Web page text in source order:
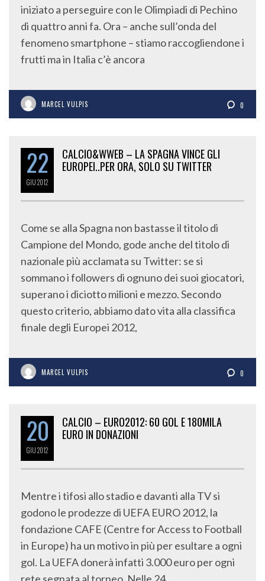
iniziato a perseguire con le Olimpiadi di Pechino
di quattro anni fa. Ora – anche sull’onda del
fenomeno smartphone – stiamo raccogliendone i
frutti ma in Italia c’è ancora
MARCEL VULPIS 0
22
GIU2012
CALCIO&WWEB – LA SPAGNA VINCE GLI
EUROPEI..PER ORA, SOLO SU TWITTER
Come se alla Spagna non bastasse il titolo di
Campione del Mondo, gode anche del titolo di
nazionale più acclamata su Twitter: se si
sommano i followers di ognuno dei suoi giocatori,
superano i diciotto milioni e mezzo. Secondo
questo criterio, abbiamo dato vita alla classifica
finale degli Europei 2012,
MARCEL VULPIS 0
20
GIU2012
CALCIO – EURO2012: 60 GOL E 180MILA
EURO IN DONAZIONI
Mentre i tifosi allo stadio e davanti alla TV si
godono le prodezze di UEFA EURO 2012, la
fondazione CAFE (Centre for Access to Football
in Europe) ha un motivo in più per esultare a ogni
gol. La UEFA donerà infatti 3.000 euro per ogni